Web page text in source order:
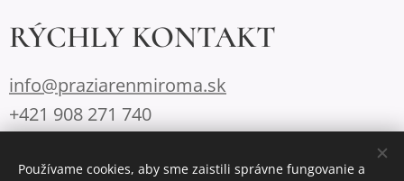
RÝCHLY KONTAKT
info@praziarenmiroma.sk
+421 908 271 740
Používame cookies, aby sme zaistili správne fungovanie a